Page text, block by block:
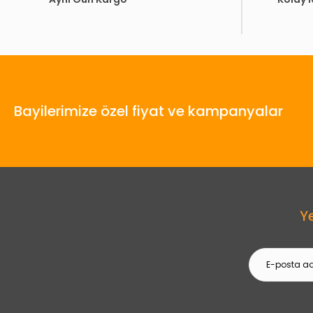
Bayilerimize özel fiyat ve kampanyalar